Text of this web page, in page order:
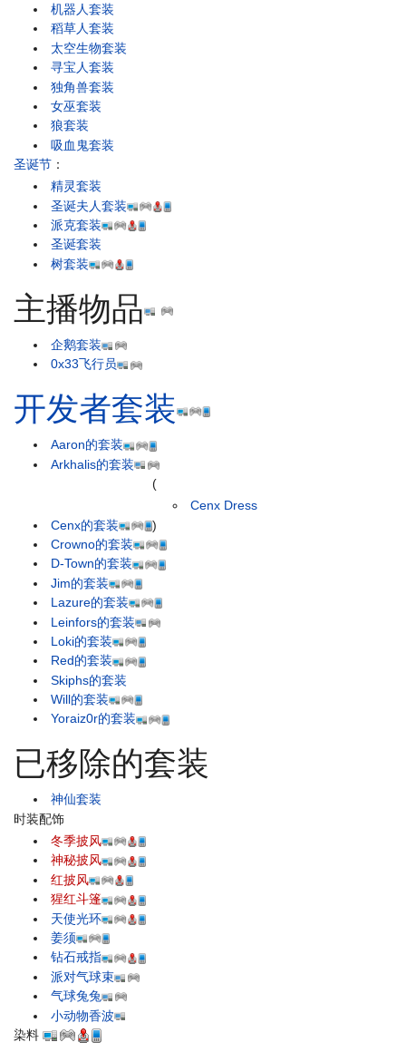
机器人套装
稻草人套装
太空生物套装
寻宝人套装
独角兽套装
女巫套装
狼套装
吸血鬼套装
圣诞节 ：
精灵套装
圣诞夫人套装
派克套装
圣诞套装
树套装
主播物品
企鹅套装
0x33飞行员
开发者套装
Aaron的套装
Arkhalis的套装
Cenx的套装
(
Cenx Dress
)
Crowno的套装
D-Town的套装
Jim的套装
Lazure的套装
Leinfors的套装
Loki的套装
Red的套装
Skiphs的套装
Will的套装
Yoraiz0r的套装
已移除的套装
神仙套装
时装配饰
冬季披风
神秘披风
红披风
猩红斗篷
天使光环
姜须
钻石戒指
派对气球束
气球兔兔
小动物香波
染料